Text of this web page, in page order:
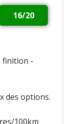
16/20
finition -
des options.
100km